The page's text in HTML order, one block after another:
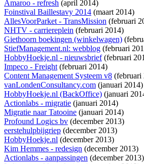
Amaroo - refresh (april 2014)
Foinstival Baillestavy 2014 (maart 2014)
AllesVoorParket - TransMission (februari
NHTV - carriereplein (februari 2014)
Giethoorn boekingen (winkelwagen)
StiefManagement.nl: webblog (februari
HobbyHoekje.nl - nieuwsbrief(februari
Impeco - Freight(februari 2014)
Content Management Systeem v8 (februari
vanLondenConsultancy.com (januari 2014)
HobbyHoekje.nl (BackOffice) (januari
Actionlabs - migratie (januari 2014)
Migratie naar Tatooine (januari 2014)
Profound Logics bv (december 2013)
eerstehulpbijgriep (december 2013)
HobbyHoekje.nl (december 2013)
Kim Hemmes - redesign (december 2013)
Actionlabs - aanpassingen (december 2013)